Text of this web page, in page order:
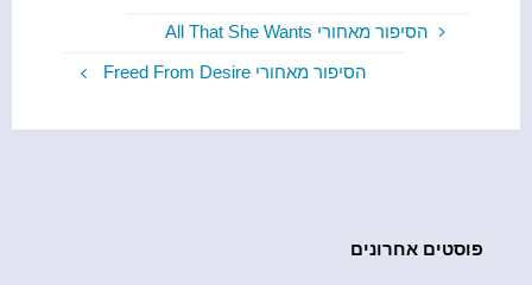
הסיפור מאחורי All That She Wants
הסיפור מאחורי Freed From Desire
פוסטים אחרונים